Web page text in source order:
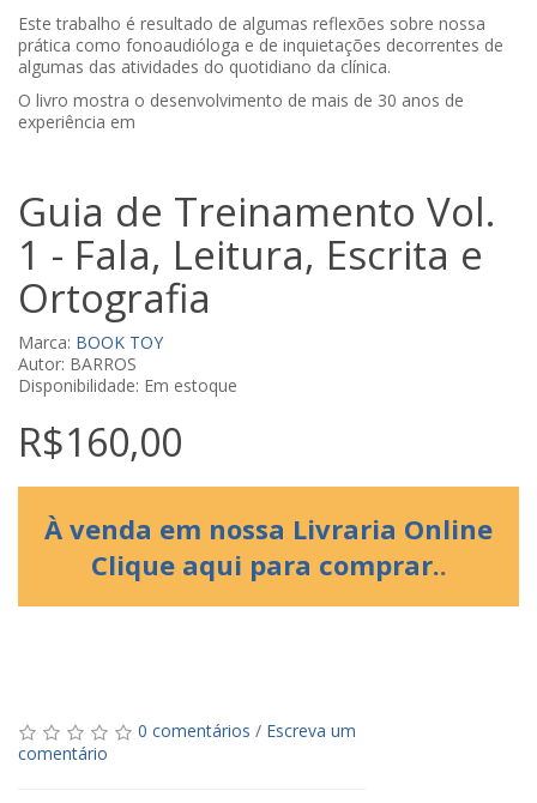
Este trabalho é resultado de algumas reflexões sobre nossa
prática como fonoaudióloga e de inquietações decorrentes de
algumas das atividades do quotidiano da clínica.
O livro mostra o desenvolvimento de mais de 30 anos de
experiência em
Guia de Treinamento Vol.
1 - Fala, Leitura, Escrita e
Ortografia
Marca: BOOK TOY
Autor: BARROS
Disponibilidade: Em estoque
R$160,00
À venda em nossa Livraria Online
Clique aqui para comprar..
0 comentários / Escreva um
comentário